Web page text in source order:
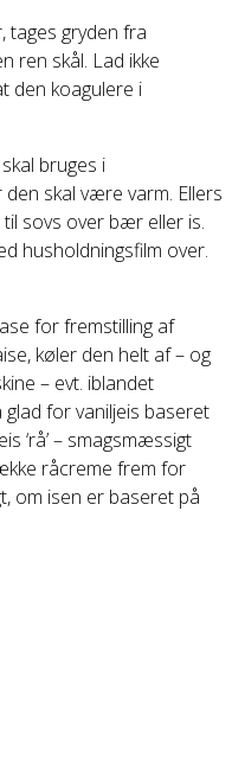
tages gryden fra
ren skål. Lad ikke
den koagulere i
bruges i
skal være varm. Ellers
sovs over bær eller is.
husholdningsfilm over.
for fremstilling af
køler den helt af – og
– evt. iblandet
glad for vaniljeis baseret
‘rå’ – smagsmæssigt
råcreme frem for
om isen er baseret på